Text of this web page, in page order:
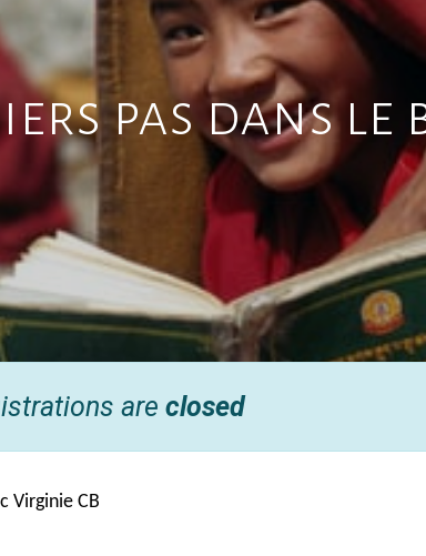
pas dans le
are closed
Virginie CB